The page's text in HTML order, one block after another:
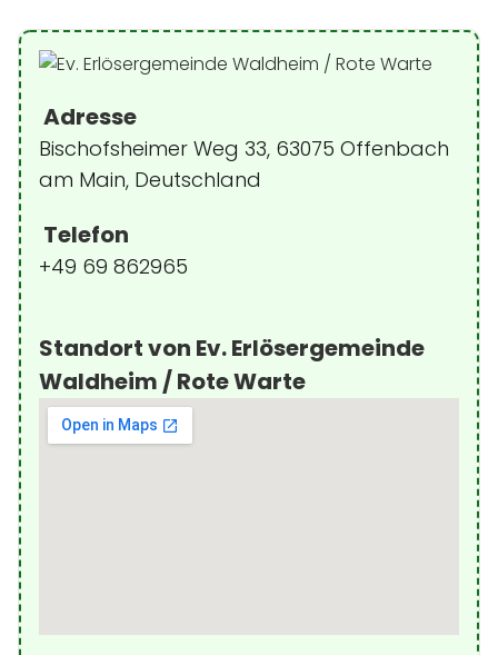
Adresse
Bischofsheimer Weg 33, 63075 Offenbach
am Main, Deutschland
Telefon
+49 69 862965
Standort von Ev. Erlösergemeinde
Waldheim / Rote Warte